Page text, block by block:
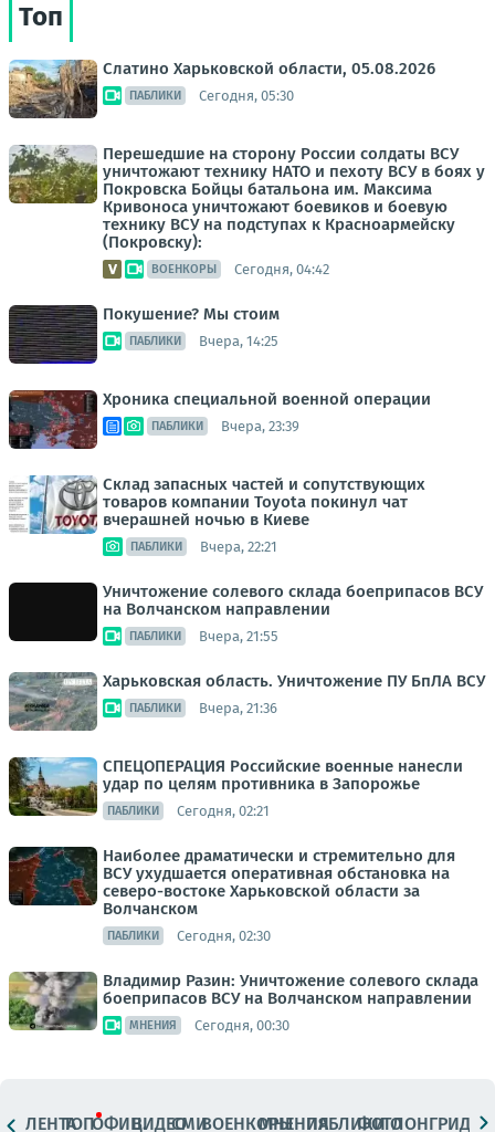
Топ
Слатино Харьковской области, 05.08.2026
ПАБЛИКИ Сегодня, 05:30
Перешедшие на сторону России солдаты ВСУ
уничтожают технику НАТО и пехоту ВСУ в боях у
Покровска Бойцы батальона им. Максима
Кривоноса уничтожают боевиков и боевую
технику ВСУ на подступах к Красноармейску
(Покровску):
ВОЕНКОРЫ Сегодня, 04:42
Покушение? Мы стоим
ПАБЛИКИ Вчера, 14:25
Хроника специальной военной операции
ПАБЛИКИ Вчера, 23:39
Склад запасных частей и сопутствующих
товаров компании Toyota покинул чат
вчерашней ночью в Киеве
ПАБЛИКИ Вчера, 22:21
Уничтожение солевого склада боеприпасов ВСУ
на Волчанском направлении
ПАБЛИКИ Вчера, 21:55
Харьковская область. Уничтожение ПУ БпЛА ВСУ
ПАБЛИКИ Вчера, 21:36
СПЕЦОПЕРАЦИЯ Российские военные нанесли
удар по целям противника в Запорожье
ПАБЛИКИ Сегодня, 02:21
Наиболее драматически и стремительно для
ВСУ ухудшается оперативная обстановка на
северо-востоке Харьковской области за
Волчанском
ПАБЛИКИ Сегодня, 02:30
Владимир Разин: Уничтожение солевого склада
боеприпасов ВСУ на Волчанском направлении
МНЕНИЯ Сегодня, 00:30
ЛЕНТАТОПОФИЦ.ВИДЕОСМИВОЕНКОРЫМНЕНИЯПАБЛИКИ
ФОТОЛОНГРИДЫ